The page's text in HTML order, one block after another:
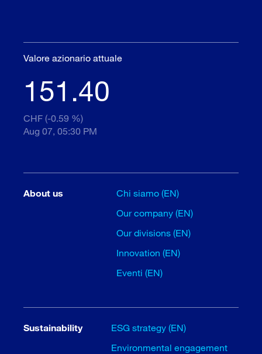
Valore azionario attuale
151.40
CHF (-0.59 %)
Aug 07, 05:30 PM
About us
Chi siamo (EN)
Our company (EN)
Our divisions (EN)
Innovation (EN)
Eventi (EN)
Sustainability
ESG strategy (EN)
Environmental engagement